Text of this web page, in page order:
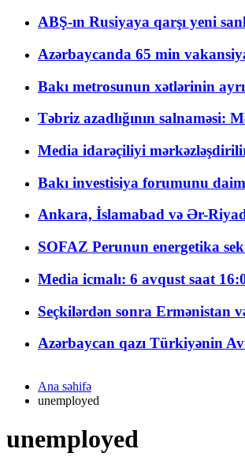
ABŞ-ın Rusiyaya qarşı yeni
Azərbaycanda 65 min
Bakı metrosunun xətlərinin
Təbriz azadlığının salnaməsi:
Media idarəçiliyi
Bakı investisiya forumunu
Ankara, İslamabad və Ər-
SOFAZ Perunun energetika
Media icmalı: 6 avqust saat
Seçkilərdən sonra Ermənistan
Azərbaycan qazı Türkiyənin
Ana səhifə
unemployed
unemployed